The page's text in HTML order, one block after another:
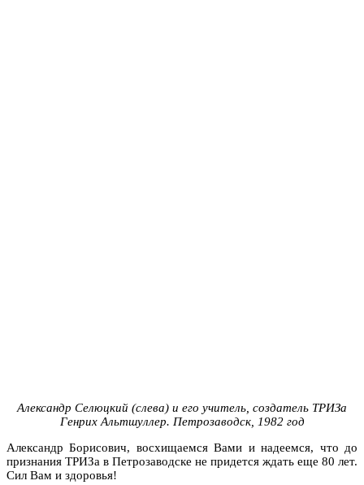
Александр Селюцкий (слева) и его учитель, создатель ТРИЗа
Генрих Альтшуллер. Петрозаводск, 1982 год
Александр Борисович, восхищаемся Вами и надеемся, что до
признания ТРИЗа в Петрозаводске не придется ждать еще 80 лет.
Сил Вам и здоровья!